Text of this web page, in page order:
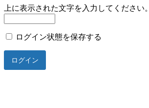
上に表示された文字を入力してください。
ログイン状態を保存する